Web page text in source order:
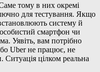
тому в них окремі
для тестування. Якщо
систему й
смартфон чи
Уявіть, вам потрібно
Uber не працює, не
Ситуація цілком реальна